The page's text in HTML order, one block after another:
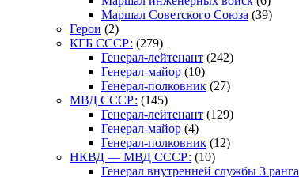
Маршал Советского Союза (39)
Герои (2)
КГБ СССР: (279)
Генерал-лейтенант (242)
Генерал-майор (10)
Генерал-полковник (27)
МВД СССР: (145)
Генерал-лейтенант (129)
Генерал-майор (4)
Генерал-полковник (12)
НКВД — МВД СССР: (10)
Генерал внутренней службы 3 ранга